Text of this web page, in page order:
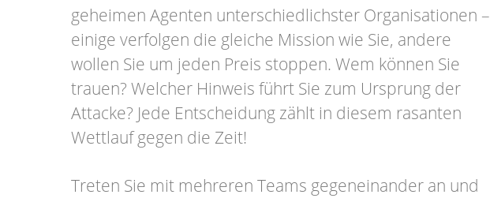
geheimen Agenten unterschiedlichster Organisationen –
einige verfolgen die gleiche Mission wie Sie, andere
wollen Sie um jeden Preis stoppen. Wem können Sie
trauen? Welcher Hinweis führt Sie zum Ursprung der
Attacke? Jede Entscheidung zählt in diesem rasanten
Wettlauf gegen die Zeit!
Treten Sie mit mehreren Teams gegeneinander an und